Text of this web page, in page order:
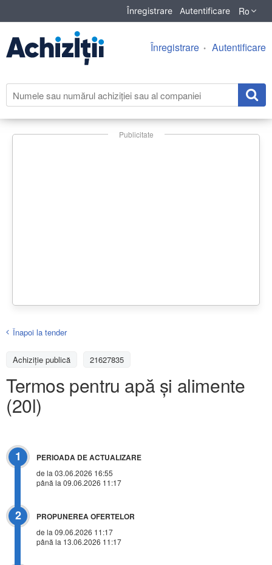
Înregistrare Autentificare Ro
Înregistrare Autentificare
Publicitate
Înapoi la tender
Achiziţie publică 21627835
Termos pentru apă și alimente
(20l)
1 PERIOADA DE ACTUALIZARE
de la 03.06.2026 16:55
până la 09.06.2026 11:17
2 PROPUNEREA OFERTELOR
de la 09.06.2026 11:17
până la 13.06.2026 11:17